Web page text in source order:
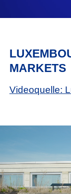
MARKETS
Videoquelle: